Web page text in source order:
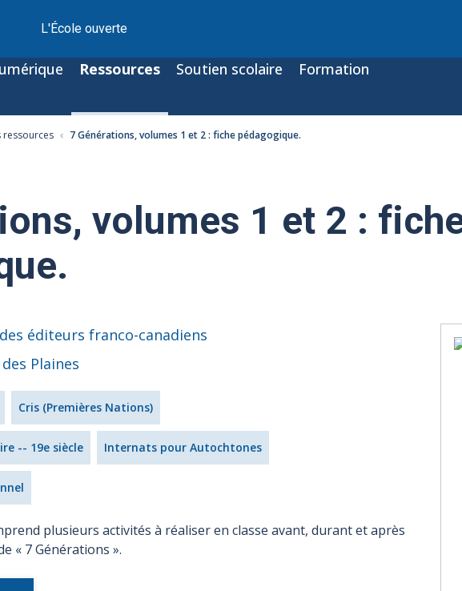
L'École ouverte
Ressources Soutien scolaire Formation
ressources 7 Générations, volumes 1 et 2 : fiche pédagogique.
volumes 1 et 2 :
éditeurs franco-canadiens
Plaines
Cris (Premières Nations)
-- 19e siècle Internats pour Autochtones
plusieurs activités à réaliser en classe avant, durant et après
« 7 Générations ».